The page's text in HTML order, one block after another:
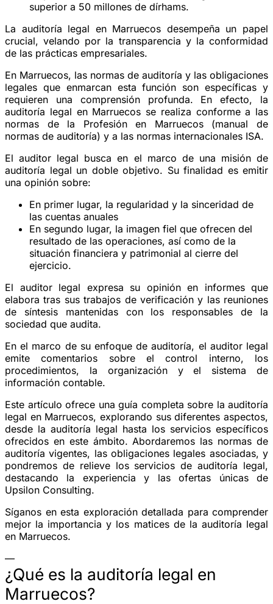
superior a 50 millones de dírhams.
La auditoría legal en Marruecos desempeña un papel
crucial, velando por la transparencia y la conformidad
de las prácticas empresariales.
En Marruecos, las normas de auditoría y las obligaciones
legales que enmarcan esta función son específicas y
requieren una comprensión profunda. En efecto, la
auditoría legal en Marruecos se realiza conforme a las
normas de la Profesión en Marruecos (manual de
normas de auditoría) y a las normas internacionales ISA.
El auditor legal busca en el marco de una misión de
auditoría legal un doble objetivo. Su finalidad es emitir
una opinión sobre:
En primer lugar, la regularidad y la sinceridad de
las cuentas anuales
En segundo lugar, la imagen fiel que ofrecen del
resultado de las operaciones, así como de la
situación financiera y patrimonial al cierre del
ejercicio.
El auditor legal expresa su opinión en informes que
elabora tras sus trabajos de verificación y las reuniones
de síntesis mantenidas con los responsables de la
sociedad que audita.
En el marco de su enfoque de auditoría, el auditor legal
emite comentarios sobre el control interno, los
procedimientos, la organización y el sistema de
información contable.
Este artículo ofrece una guía completa sobre la auditoría
legal en Marruecos, explorando sus diferentes aspectos,
desde la auditoría legal hasta los servicios específicos
ofrecidos en este ámbito. Abordaremos las normas de
auditoría vigentes, las obligaciones legales asociadas, y
pondremos de relieve los servicios de auditoría legal,
destacando la experiencia y las ofertas únicas de
Upsilon Consulting.
Síganos en esta exploración detallada para comprender
mejor la importancia y los matices de la auditoría legal
en Marruecos.
—
¿Qué es la auditoría legal en
Marruecos?